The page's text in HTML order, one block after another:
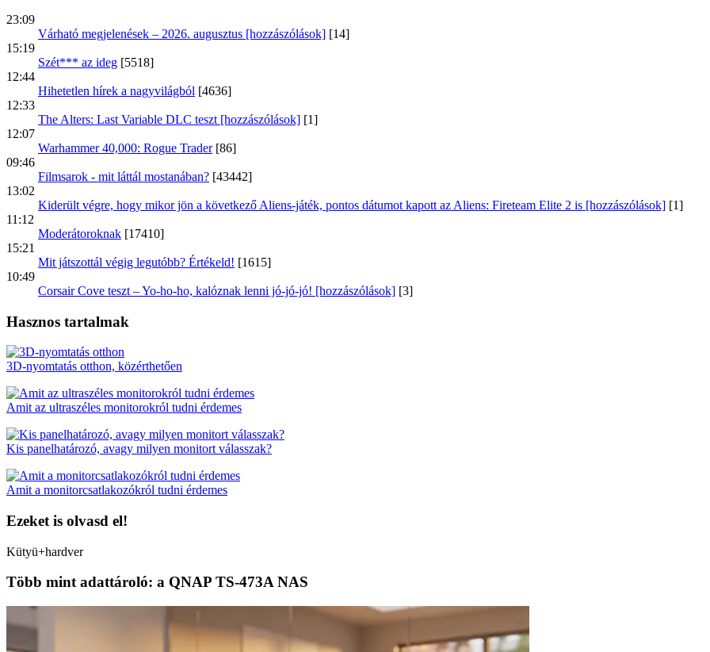
23:09
Várható megjelenések – 2026. augusztus [hozzászólások] [14]
15:19
Szét*** az ideg [5518]
12:44
Hihetetlen hírek a nagyvilágból [4636]
12:33
The Alters: Last Variable DLC teszt [hozzászólások] [1]
12:07
Warhammer 40,000: Rogue Trader [86]
09:46
Filmsarok - mit láttál mostanában? [43442]
13:02
Kiderült végre, hogy mikor jön a következő Aliens-játék, pontos dátumot kapott az Aliens: Fireteam Elite 2 is [hozzászólások] [1]
11:12
Moderátoroknak [17410]
15:21
Mit játszottál végig legutóbb? Értékeld! [1615]
10:49
Corsair Cove teszt – Yo-ho-ho, kalóznak lenni jó-jó-jó! [hozzászólások] [3]
Hasznos tartalmak
3D-nyomtatás otthon, közérthetően
Amit az ultraszéles monitorokról tudni érdemes
Kis panelhatározó, avagy milyen monitort válasszak?
Amit a monitorcsatlakozókról tudni érdemes
Ezeket is olvasd el!
Kütyü+hardver
Több mint adattároló: a QNAP TS-473A NAS